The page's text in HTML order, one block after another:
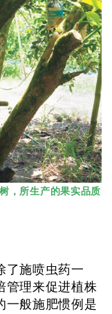
，所生产的果实品质
了施喷虫药一
管理来促进植株
一般施肥惯例是